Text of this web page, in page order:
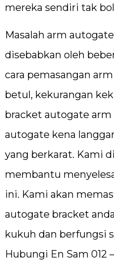
mereka sendiri tak
Masalah arm
disebabkan oleh
cara pemasangan
betul, kekurangan
bracket autogate arm
autogate kena
yang berkarat. Kami
membantu
ini. Kami akan
autogate bracket
kukuh dan berfungsi
Hubungi En Sam 012